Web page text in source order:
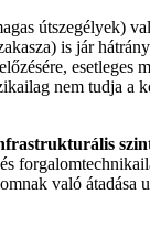
útszegélyek)
is jár
nem tudja
való